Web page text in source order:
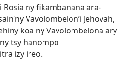
Rosia ny fikambanana ara-
Vavolombelon’i Jehovah,
koa ny Vavolombelona ary
tsy hanompo
izy ireo.